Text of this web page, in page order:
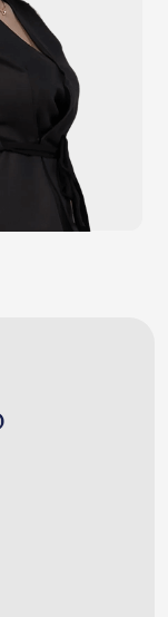
товара,
звонка на